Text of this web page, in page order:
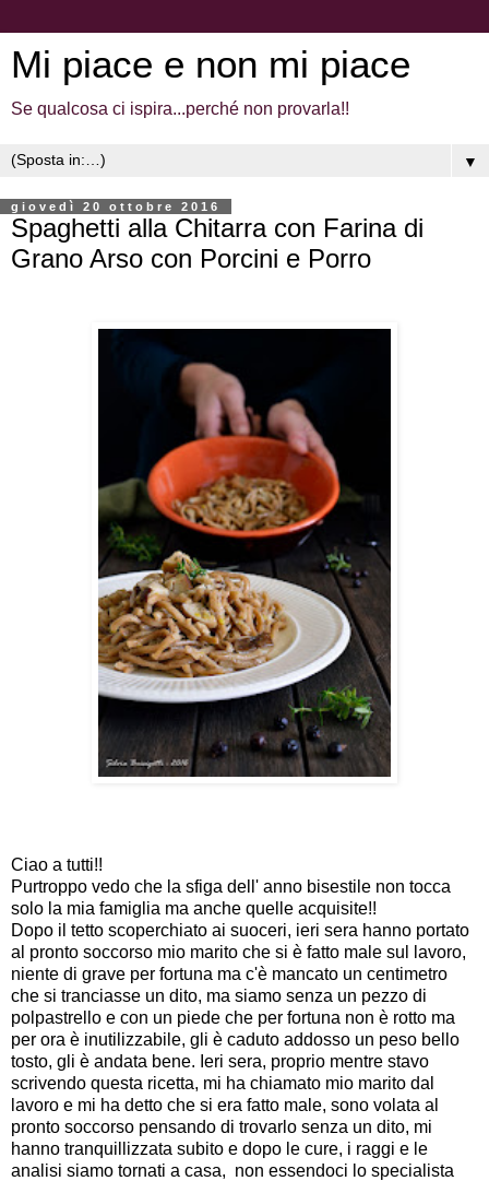
Mi piace e non mi piace
Se qualcosa ci ispira...perché non provarla!!
▼
giovedì 20 ottobre 2016
Spaghetti alla Chitarra con Farina di
Grano Arso con Porcini e Porro
Ciao a tutti!!
Purtroppo vedo che la sfiga dell' anno bisestile non tocca
solo la mia famiglia ma anche quelle acquisite!!
Dopo il tetto scoperchiato ai suoceri, ieri sera hanno portato
al pronto soccorso mio marito che si è fatto male sul lavoro,
niente di grave per fortuna ma c'è mancato un centimetro
che si tranciasse un dito, ma siamo senza un pezzo di
polpastrello e con un piede che per fortuna non è rotto ma
per ora è inutilizzabile, gli è caduto addosso un peso bello
tosto, gli è andata bene. Ieri sera, proprio mentre stavo
scrivendo questa ricetta, mi ha chiamato mio marito dal
lavoro e mi ha detto che si era fatto male, sono volata al
pronto soccorso pensando di trovarlo senza un dito, mi
hanno tranquillizzata subito e dopo le cure, i raggi e le
analisi siamo tornati a casa, non essendoci lo specialista